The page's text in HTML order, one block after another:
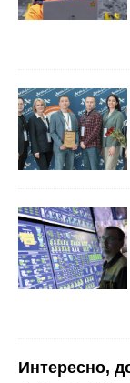
Интересно,